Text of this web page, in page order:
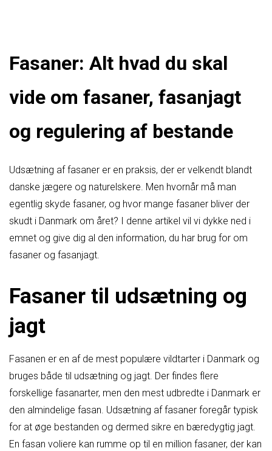
Fasaner: Alt hvad du skal
vide om fasaner, fasanjagt
og regulering af bestande
Udsætning af fasaner er en praksis, der er velkendt blandt
danske jægere og naturelskere. Men hvornår må man
egentlig skyde fasaner, og hvor mange fasaner bliver der
skudt i Danmark om året? I denne artikel vil vi dykke ned i
emnet og give dig al den information, du har brug for om
fasaner og fasanjagt.
Fasaner til udsætning og
jagt
Fasanen er en af de mest populære vildtarter i Danmark og
bruges både til udsætning og jagt. Der findes flere
forskellige fasanarter, men den mest udbredte i Danmark er
den almindelige fasan. Udsætning af fasaner foregår typisk
for at øge bestanden og dermed sikre en bæredygtig jagt.
En fasan voliere kan rumme op til en million fasaner, der kan